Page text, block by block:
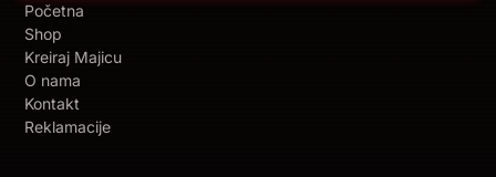
Početna
Shop
Kreiraj Majicu
O nama
Kontakt
Reklamacije